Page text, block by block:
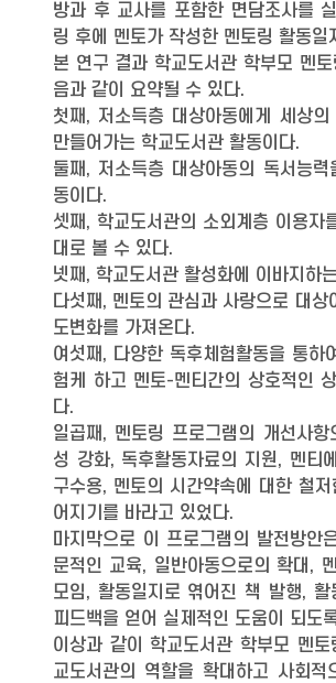
방과 후 교사를 포함한 면담조사를
링 후에 멘토가 작성한 멘토링 활동일
본 연구 결과 학교도서관 학부모 멘
음과 같이 요약될 수 있다.
첫째, 저소득층 대상아동에게 세상
만들어가는 학교도서관 활동이다.
둘째, 저소득층 대상아동의 독서능
동이다.
셋째, 학교도서관의 소외계층 이용자
대로 볼 수 있다.
넷째, 학교도서관 활성화에 이바지하
다섯째, 멘토의 관심과 사랑으로 대상
도변화를 가져온다.
여섯째, 다양한 독후체험활동을 통하
험케 하고 멘토-멘티간의 상호적인
다.
일곱째, 멘토링 프로그램의 개선사
성 강화, 독후활동자료의 지원, 멘티
구수용, 멘토의 시간약속에 대한 철저
어지기를 바라고 있었다.
마지막으로 이 프로그램의 발전방안
문적인 교육, 일반아동으로의 확대,
모임, 활동일지로 엮어진 책 발행, 활
피드백을 얻어 실제적인 도움이 되도
이상과 같이 학교도서관 학부모 멘
교도서관의 역할을 확대하고 사회적